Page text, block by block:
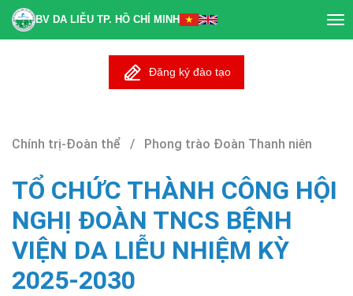
BV DA LIỄU TP. HỒ CHÍ MINH
Đăng ký đào tạo
Chính trị-Đoàn thể / Phong trào Đoàn Thanh niên
TỔ CHỨC THÀNH CÔNG HỘI
NGHỊ ĐOÀN TNCS BỆNH
VIỆN DA LIỄU NHIỆM KỲ
2025-2030